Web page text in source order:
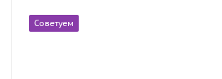
Советуем